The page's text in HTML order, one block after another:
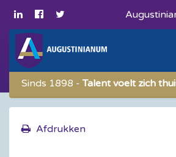
Sinds 1898 -Talent voelt zich
Afdrukken